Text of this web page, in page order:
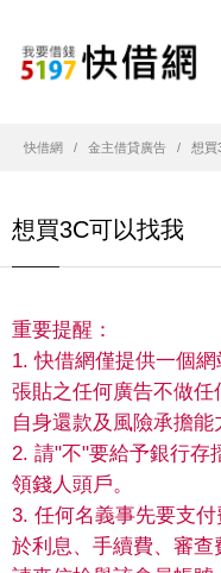
快借網 金主借貸廣告 想買
想買3C可以找我
重要提醒：
1. 快借網僅提供一個
張貼之任何廣告不做
自身還款及風險承擔能
2. 請"不"要給予銀行存
領錢人頭戶。
3. 任何名義事先要支
於利息、手續費、審查